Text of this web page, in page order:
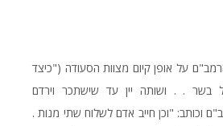
על אופן קיום מצוות הסעודה ("כיצד
בשר . . ושותה יין עד שישתכר וירדם
וכותב: "וכן חייב אדם לשלוח שתי מנות .